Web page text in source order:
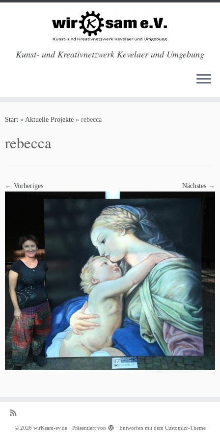
Inhalt
Kunst- und Kreativnetzwerk Kevelaer und Umgebung
Start » Aktuelle Projekte » rebecca
rebecca
← Vorheriges Nächstes →
· © 2026 wirKsam-ev.de· Präsentiert von · Entworfen mit dem Customizr-Theme·